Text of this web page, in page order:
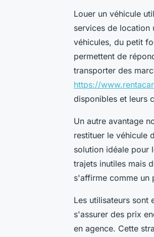
Louer un véhicule
services de location
véhicules, du petit
permettent de
transporter des
https://
disponibles et leurs
Un autre avantage
restituer le véhicule
solution idéale pour
trajets inutiles mais
s'affirme comme un
Les utilisateurs
s'assurer des prix
en agence. Cette